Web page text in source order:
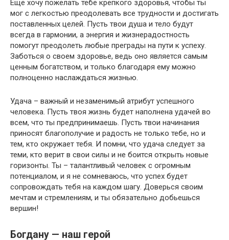
Еще хочу пожелать тебе крепкого здоровья, чтобы ты
мог с легкостью преодолевать все трудности и достигать
поставленных целей. Пусть твои душа и тело будут
всегда в гармонии, а энергия и жизнерадостность
помогут преодолеть любые преграды на пути к успеху.
Заботься о своем здоровье, ведь оно является самым
ценным богатством, и только благодаря ему можно
полноценно наслаждаться жизнью.
Удача – важный и незаменимый атрибут успешного
человека. Пусть твоя жизнь будет наполнена удачей во
всем, что ты предпринимаешь. Пусть твои начинания
приносят благополучие и радость не только тебе, но и
тем, кто окружает тебя. И помни, что удача следует за
теми, кто верит в свои силы и не боится открыть новые
горизонты. Ты – талантливый человек с огромным
потенциалом, и я не сомневаюсь, что успех будет
сопровождать тебя на каждом шагу. Доверься своим
мечтам и стремлениям, и ты обязательно добьешься
вершин!
Богдану — наш герой